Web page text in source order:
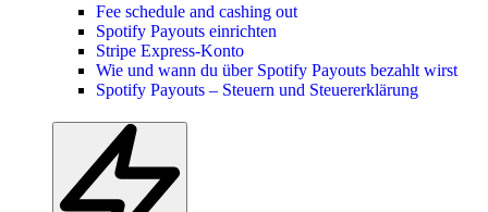
Fee schedule and cashing out
Spotify Payouts einrichten
Stripe Express-Konto
Wie und wann du über Spotify Payouts bezahlt wirst
Spotify Payouts – Steuern und Steuererklärung